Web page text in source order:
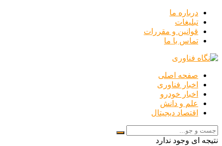
درباره ما
تبلیغات
قوانین و مقررات
تماس با ما
صفحه اصلی
اخبار فناوری
اخبار خودرو
علم و دانش
اقتصاد دیجیتال
نتیجه ای وجود ندارد